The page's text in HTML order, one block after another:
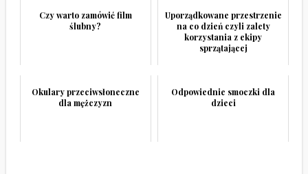
Czy warto zamówić film
ślubny?
Uporządkowane przestrzenie
na co dzień czyli zalety
korzystania z ekipy
sprzątającej
Okulary przeciwsłoneczne
dla mężczyzn
Odpowiednie smoczki dla
dzieci